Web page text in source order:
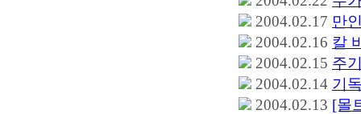
2004.02.17 만
2004.02.16 칼
2004.02.15 주
2004.02.14 기
2004.02.13 [몰